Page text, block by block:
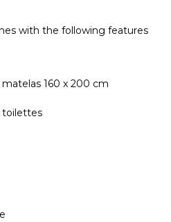
with the following features
160 x 200 cm
toilettes